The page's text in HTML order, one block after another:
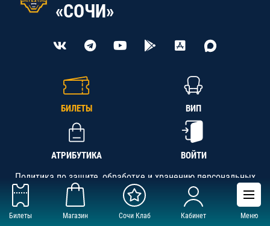
Билеты Магазин Сочи Клаб Кабинет Меню
«СОЧИ»
БИЛЕТЫ ВИП
АТРИБУТИКА ВОЙТИ
Политика по защите, обработке и хранению персональных
данных
АНО «СК «Кубань-Регион», ОГРН 1142300002349,